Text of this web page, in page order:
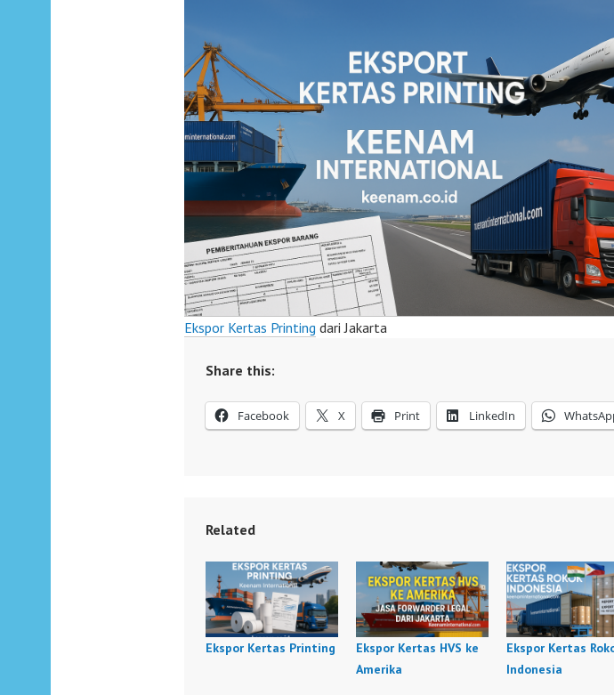
Ekspor Kertas Printing dari Jakarta
Share this:
Facebook X Print LinkedIn
Related
Ekspor Kertas Printing
Ekspor Kertas HVS ke
Amerika
Ekspor Kertas
Indonesia